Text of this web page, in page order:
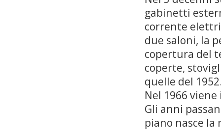
gabinetti
corrente
due saloni, la
copertura del
coperte,
quelle del
Nel 1966
Gli anni
piano nasce